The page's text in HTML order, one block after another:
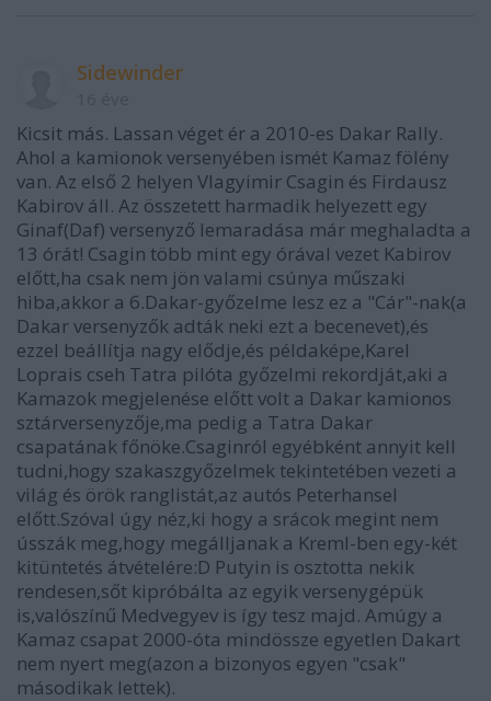
Sidewinder
Kicsit más. Lassan véget ér a 2010-es Dakar Rally.
Ahol a kamionok versenyében ismét Kamaz fölény
van. Az első 2 helyen Vlagyimir Csagin és Firdausz
Kabirov áll. Az összetett harmadik helyezett egy
Ginaf(Daf) versenyző lemaradása már meghaladta a
13 órát! Csagin több mint egy órával vezet Kabirov
előtt,ha csak nem jön valami csúnya műszaki
hiba,akkor a 6.Dakar-győzelme lesz ez a "Cár"-nak(a
Dakar versenyzők adták neki ezt a becenevet),és
ezzel beállítja nagy elődje,és példaképe,Karel
Loprais cseh Tatra pilóta győzelmi rekordját,aki a
Kamazok megjelenése előtt volt a Dakar kamionos
sztárversenyzője,ma pedig a Tatra Dakar
csapatának főnöke.Csaginról egyébként annyit kell
tudni,hogy szakaszgyőzelmek tekintetében vezeti a
világ és örök ranglistát,az autós Peterhansel
előtt.Szóval úgy néz,ki hogy a srácok megint nem
ússzák meg,hogy megálljanak a Kreml-ben egy-két
kitüntetés átvételére:D Putyin is osztotta nekik
rendesen,sőt kipróbálta az egyik versenygépük
is,valószínű Medvegyev is így tesz majd. Amúgy a
Kamaz csapat 2000-óta mindössze egyetlen Dakart
nem nyert meg(azon a bizonyos egyen "csak"
másodikak lettek).